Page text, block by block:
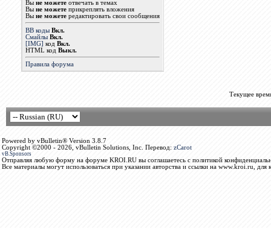
Вы не можетеотвечать в темах
Вы не можетеприкреплять вложения
Вы не можетередактировать свои сообщения
BB коды Вкл.
Смайлы Вкл.
[IMG] код Вкл.
HTML код Выкл.
Правила форума
Текущее
Powered by vBulletin® Version 3.8.7
Copyright ©2000 - 2026, vBulletin Solutions, Inc. Перевод: zCarot
vB.Sponsors
Отправляя любую форму на форуме KROI.RU вы соглашаетесь с политикой
Все материалы могут использоваться при указании авторства и ссылки на www.kroi.ru, для